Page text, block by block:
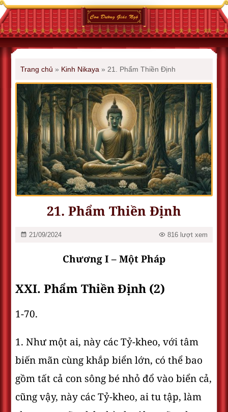
Trang chủ » Kinh Nikaya » 21. Phẩm Thiền Ðịnh
21. Phẩm Thiền Ðịnh
21/09/2024 816 lượt xem
Chương I – Một Pháp
XXI. Phẩm Thiền Ðịnh (2)
1-70.
1. Như một ai, này các Tỷ-kheo, với tâm
biến mãn cùng khắp biển lớn, có thể bao
gồm tất cả con sông bé nhỏ đổ vào biển cả,
cũng vậy, này các Tỷ-kheo, ai tu tập, làm